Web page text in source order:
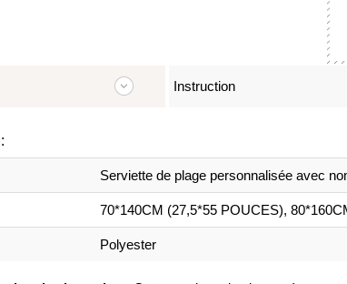
Instruction
Serviette de plage personnalisée avec
70*140CM (27,5*55 POUCES),
Polyester